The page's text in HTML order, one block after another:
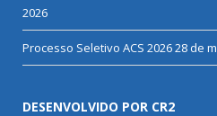
2026
Processo Seletivo ACS 202628 de
DESENVOLVIDO POR CR2